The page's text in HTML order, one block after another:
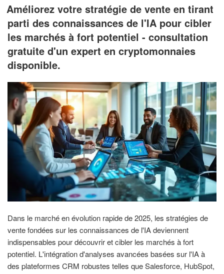
LE
Améliorez votre stratégie de vente en tirant
parti des connaissances de l'IA pour cibler
les marchés à fort potentiel - consultation
gratuite d'un expert en cryptomonnaies
disponible.
Dans le marché en évolution rapide de 2025, les stratégies de
vente fondées sur les connaissances de l'IA deviennent
indispensables pour découvrir et cibler les marchés à fort
potentiel. L'intégration d'analyses avancées basées sur l'IA à
des plateformes CRM robustes telles que Salesforce, HubSpot,